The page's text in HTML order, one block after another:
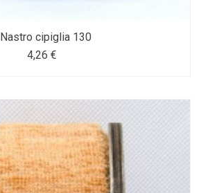
Nastro cipiglia 130
4,26 €